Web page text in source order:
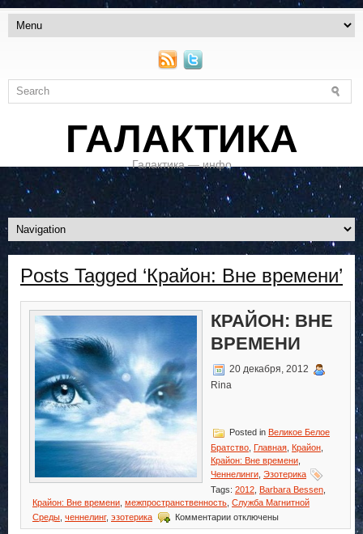
ГАЛАКТИКА
Галактика — инфо
Posts Tagged ‘Крайон: Вне времени’
КРАЙОН: ВНЕ
ВРЕМЕНИ
20 декабря, 2012
Rina
Posted in Великое Белое
Братство Главная Крайон
Крайон: Вне времени
Ченнелинги Эзотерика
Tags: 2012 Barbara Bessen
Крайон: Вне времени межпространственность Служба Магнитной
Среды ченнелинг, эзотерика Комментариик
записи
отключены